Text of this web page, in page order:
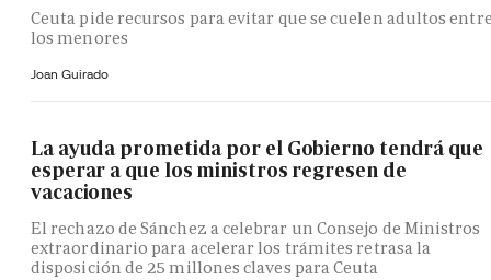
Ceuta pide recursos para evitar que se cuelen adultos
los menores
Joan Guirado
La ayuda prometida por el Gobierno tendrá que
esperar a que los ministros regresen de
vacaciones
El rechazo de Sánchez a celebrar un Consejo de Ministros
extraordinario para acelerar los trámites retrasa la
disposición de 25 millones claves para Ceuta